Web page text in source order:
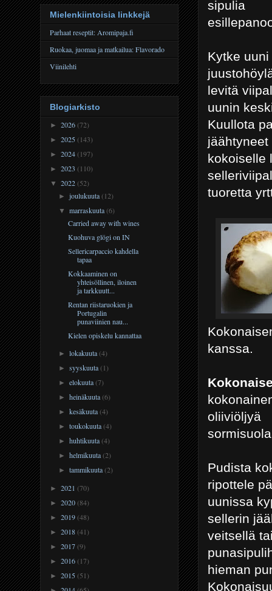
sipulia
Kytke
levitä
uunin
Kuullota
kokoiselle
tuoretta
kanssa.
oliiviöljyä
Pudista
ripottele
uunissa
sellerin
veitsellä
hieman
Mielenkiintoisia linkkejä
Parhaat reseptit: Aromipaja.fi
Ruokaa, juomaa ja matkailua: Flavorado
Viinilehti
Blogiarkisto
► 2026(72)
► 2025(143)
► 2024(197)
► 2023 (110)
▼ 2022(52)
►joulukuuta(12)
▼marraskuuta(6)
Carried away with wines
Kuohuva glögi on IN
Sellericarpaccio kahdella
tapaa
Kokkaaminen on
yhteisöllinen, iloinen
ja tarkkuutt...
Rentan riistaruokien ja
Portugalin
punaviinien nau...
Kielen opiskelu kannattaa
►lokakuuta(4)
►syyskuuta(1)
►elokuuta(7)
►heinäkuuta(6)
►kesäkuuta(4)
►toukokuuta(4)
►huhtikuuta(4)
►helmikuuta(2)
►tammikuuta(2)
► 2021 (70)
► 2020(84)
► 2019(48)
► 2018(41)
► 2017(9)
► 2016(17)
► 2015(51)